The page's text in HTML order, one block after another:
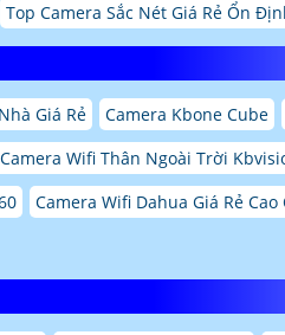
Top Camera Sắc Nét Giá Rẻ Ổn
Giá Rẻ Camera Kbone Cube
Wifi Thân Ngoài Trời
Camera Wifi Dahua Giá Rẻ Cao